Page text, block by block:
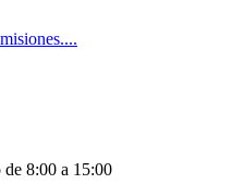
de 8:00 a 15:00